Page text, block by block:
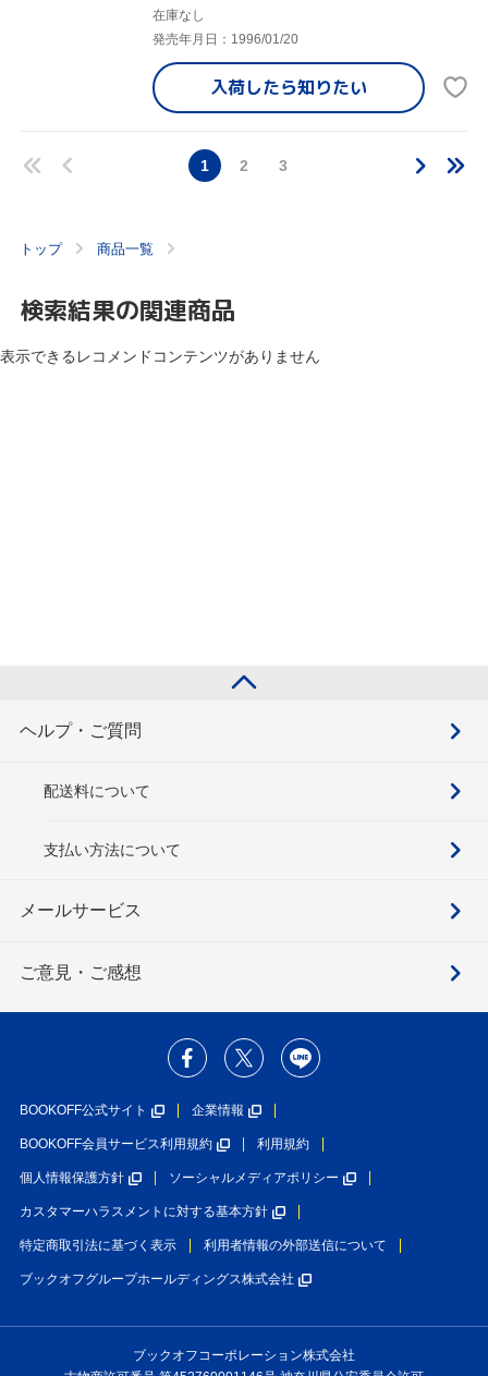
在庫なし
発売年月日：1996/01/20
入荷したら知りたい
1 2 3
トップ 商品一覧
検索結果の関連商品
表示できるレコメンドコンテンツがありません
ヘルプ・ご質問
配送料について
支払い方法について
メールサービス
ご意見・ご感想
BOOKOFF公式サイト 企業情報
BOOKOFF会員サービス利用規約 利用規約
個人情報保護方針 ソーシャルメディアポリシー
カスタマーハラスメントに対する基本方針
特定商取引法に基づく表示 利用者情報の外部送信について
ブックオフグループホールディングス株式会社
ブックオフコーポレーション株式会社